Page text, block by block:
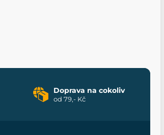
Doprava na cokoliv
od 79,- Kč